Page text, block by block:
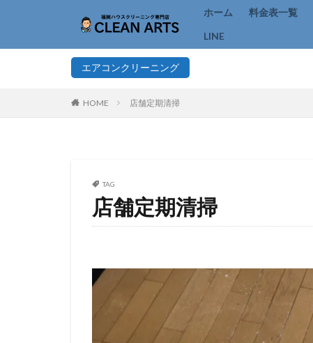
ホーム 料金表一覧
LINE
エアコンクリーニング
HOME 店舗定期清掃
TAG
店舗定期清掃